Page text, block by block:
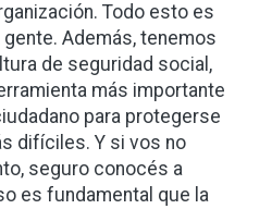
Todo esto es
gente. Además, tenemos
de seguridad social,
más importante
para protegerse
difíciles. Y si vos no
seguro conocés a
es fundamental que la